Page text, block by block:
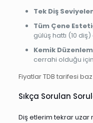
Tek Diş
Tüm Çene
gülüş hattı (10
Kemik
cerrahi olduğu
Fiyatlar TDB tarifesi
Sıkça Sorulan
Diş etlerim tekrar uzar